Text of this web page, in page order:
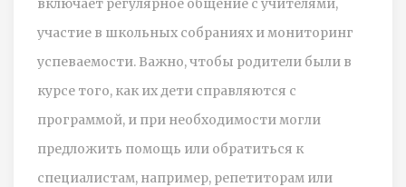
включает регулярное общение с учителями,
участие в школьных собраниях и мониторинг
успеваемости. Важно, чтобы родители были в
курсе того, как их дети справляются с
программой, и при необходимости могли
предложить помощь или обратиться к
специалистам, например, репетиторам или